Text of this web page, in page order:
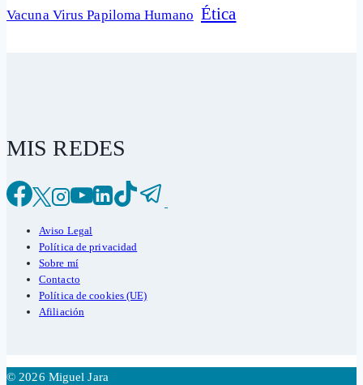
Vacuna Virus Papiloma Humano Ética
MIS REDES
Aviso Legal
Política de privacidad
Sobre mí
Contacto
Política de cookies (UE)
Afiliación
© 2026 Miguel Jara